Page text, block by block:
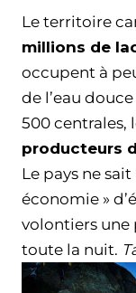
Le territoire
millions de
occupent à
de l’eau
500 centrales,
producteurs
Le pays ne
économie »
volontiers une
toute la nuit.